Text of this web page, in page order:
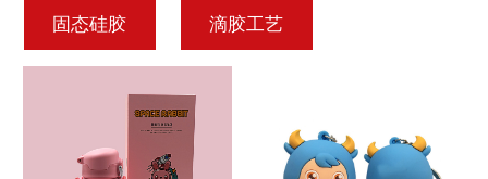
固态硅胶 滴胶工艺